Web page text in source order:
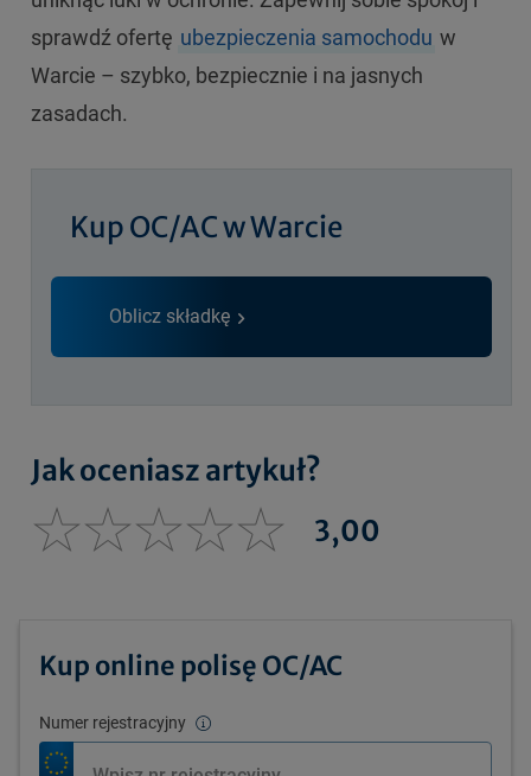
sprawdź ofertę ubezpieczenia samochodu w
Warcie – szybko, bezpiecznie i na jasnych
zasadach.
Kup OC/AC w Warcie
Oblicz składkę
Jak oceniasz artykuł?
3,00
Kup online polisę OC/AC
Numer rejestracyjny